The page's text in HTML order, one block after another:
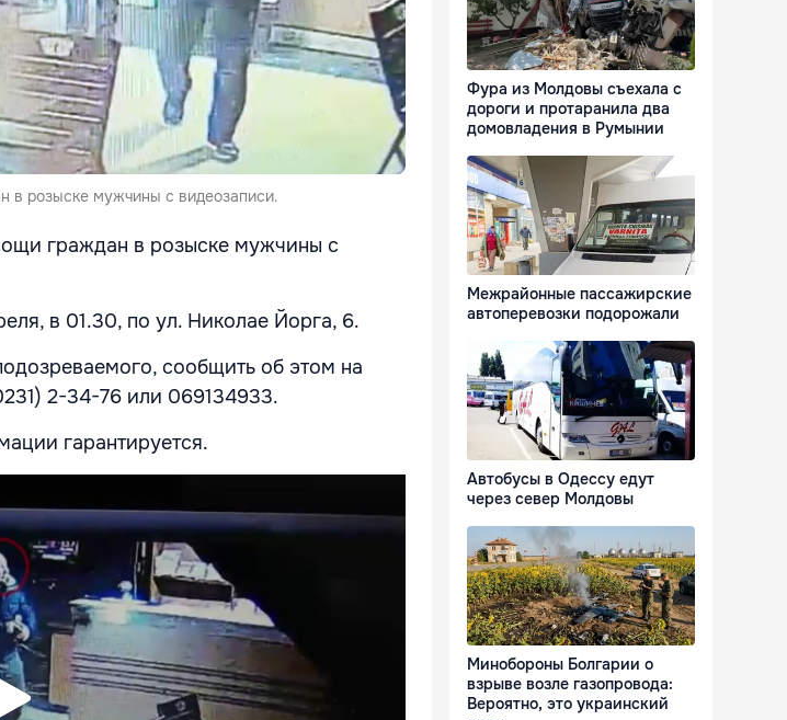
в розыске мужчины с видеозаписи.
граждан в розыске мужчины с
в 01.30, по ул. Николае Йорга, 6.
сообщить об этом на
2-34-76 или 069134933.
гарантируется.
Фура из Молдовы съехала с
дороги и протаранила два
домовладения в Румынии
Межрайонные пассажирские
автоперевозки подорожали
Автобусы в Одессу едут
через север Молдовы
Минобороны Болгарии о
взрыве возле газопровода:
Вероятно, это украинский